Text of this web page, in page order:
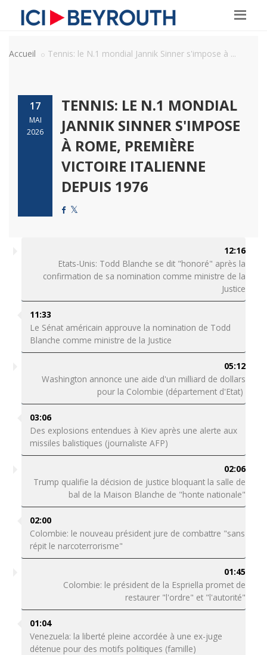
Accueil Tennis: le N.1 mondial Jannik Sinner s'impose à ...
17
MAI
2026
TENNIS: LE N.1 MONDIAL
JANNIK SINNER S'IMPOSE
À ROME, PREMIÈRE
VICTOIRE ITALIENNE
DEPUIS 1976
12:16
Etats-Unis: Todd Blanche se dit "honoré" après la
confirmation de sa nomination comme ministre de la
Justice
11:33
Le Sénat américain approuve la nomination de Todd
Blanche comme ministre de la Justice
05:12
Washington annonce une aide d'un milliard de dollars
pour la Colombie (département d'Etat)
03:06
Des explosions entendues à Kiev après une alerte aux
missiles balistiques (journaliste AFP)
02:06
Trump qualifie la décision de justice bloquant la salle de
bal de la Maison Blanche de "honte nationale"
02:00
Colombie: le nouveau président jure de combattre "sans
répit le narcoterrorisme"
01:45
Colombie: le président de la Espriella promet de
restaurer "l'ordre" et "l'autorité"
01:04
Venezuela: la liberté pleine accordée à une ex-juge
détenue pour des motifs politiques (famille)